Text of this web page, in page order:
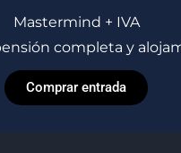
Mastermind + IVA
completa y
Comprar entrada